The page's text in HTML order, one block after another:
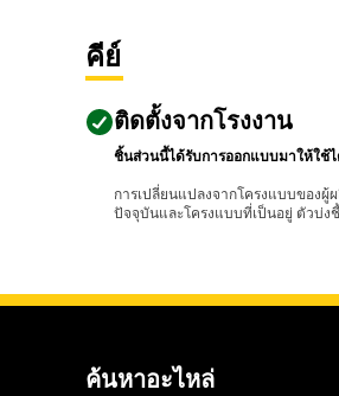
คีย์
ติดตั้งจากโรงงาน
ชิ้นส่วนนี้ได้รับการออกแบบมาให้ใช้
การเปลี่ยนแปลงจากโครงแบบของ
ปัจจุบันและโครงแบบที่เป็นอยู่ ตัวบ่
ค้นหาอะไหล่